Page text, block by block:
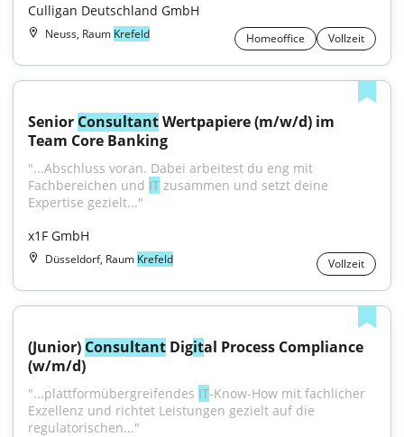
Culligan Deutschland GmbH
Neuss, Raum Krefeld Homeoffice Vollzeit
Senior Consultant Wertpapiere (m/w/d) im
Team Core Banking
"...Abschluss voran. Dabei arbeitest du eng mit
Fachbereichen und IT zusammen und setzt deine
Expertise gezielt..."
x1F GmbH
Düsseldorf, Raum Krefeld Vollzeit
(Junior) Consultant Digital Process Compliance
(w/m/d)
"...plattformübergreifendes IT-Know-How mit fachlicher
Exzellenz und richtet Leistungen gezielt auf die
regulatorischen..."